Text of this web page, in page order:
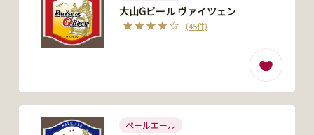
大山Gビール ヴァイツェン
(45件)
ペールエール